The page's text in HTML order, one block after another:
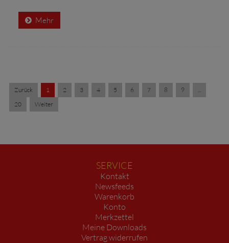
Mehr
Zurück 1 2 3 4 5 6 7 8 9
20
Weiter
SERVICE
Kontakt
Newsfeeds
Warenkorb
Konto
Merkzettel
Meine Downloads
Vertrag widerrufen